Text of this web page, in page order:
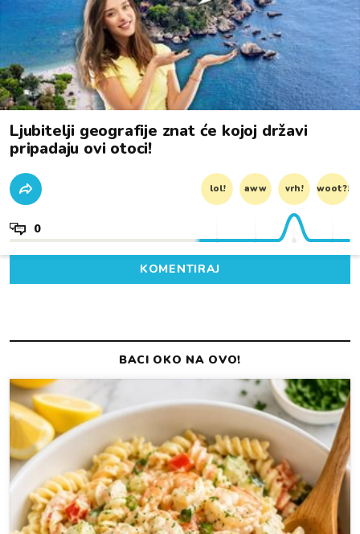
Ljubitelji geografije znat će kojoj državi
pripadaju ovi otoci!
lol! aww vrh! woot?!
0
KOMENTIRAJ